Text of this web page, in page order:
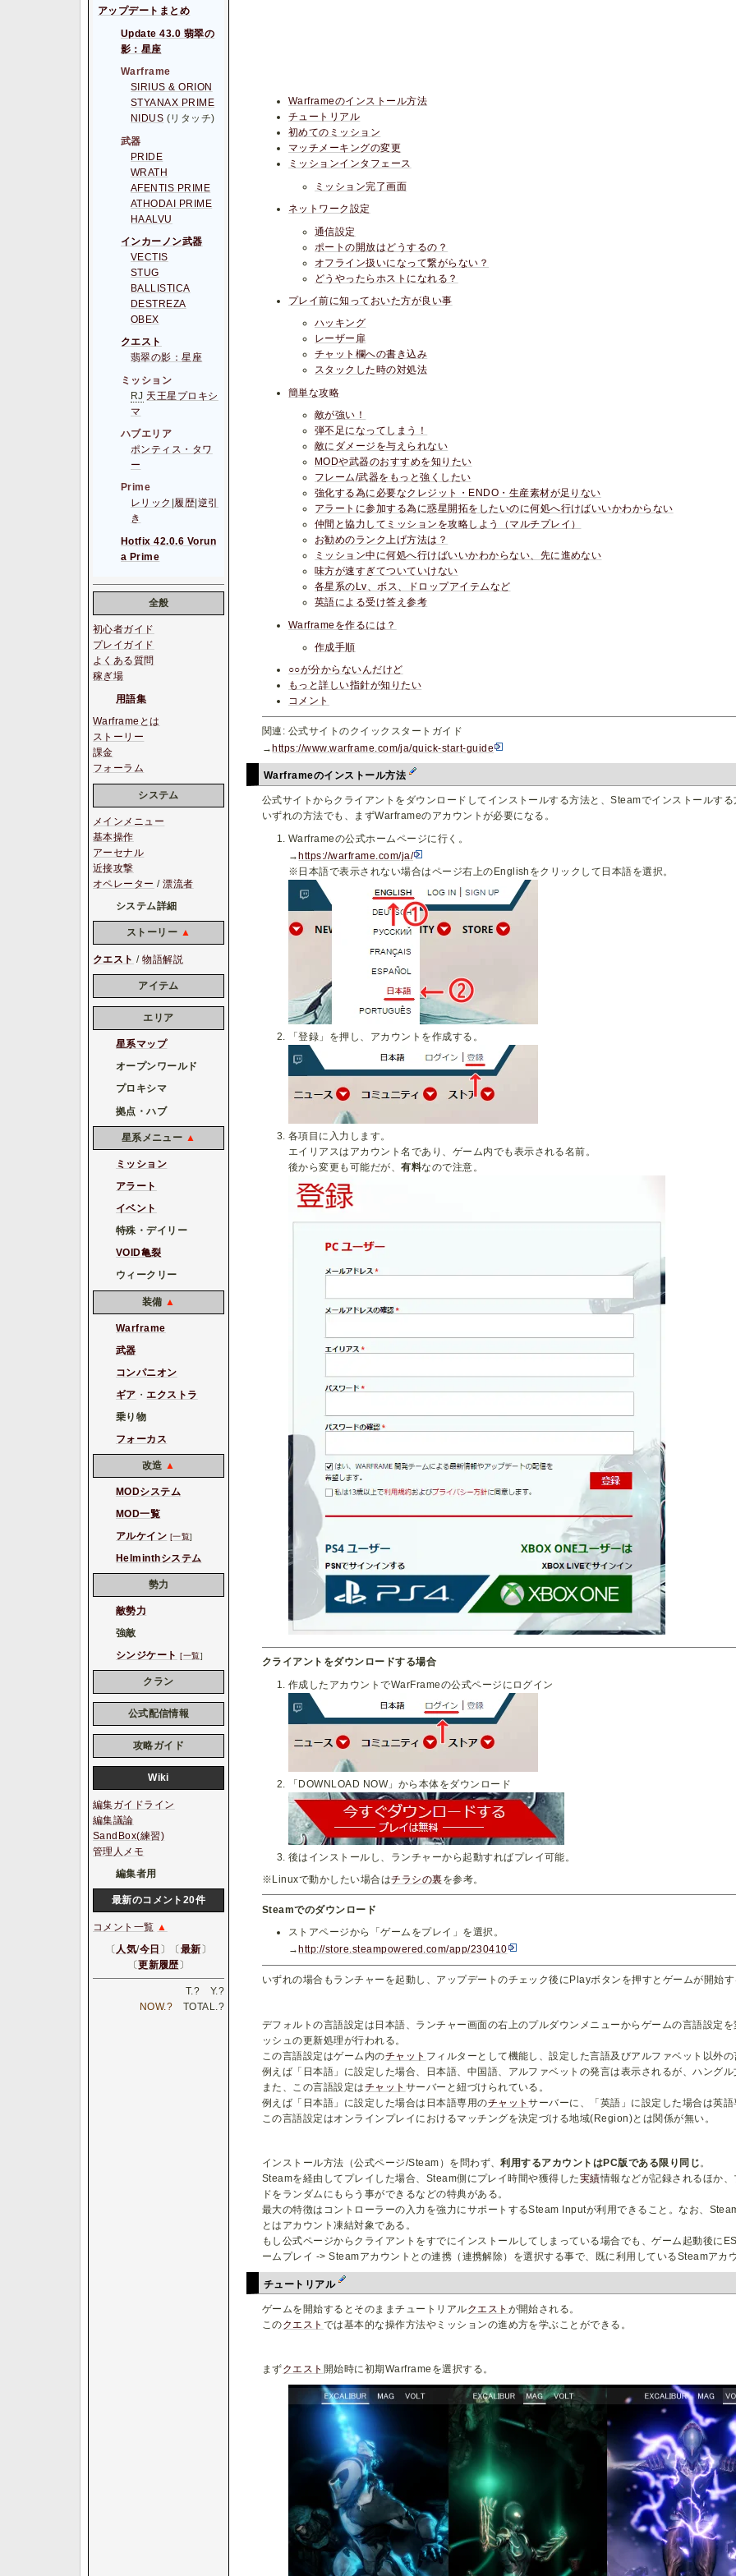
Warframeのインストール方法
チュートリアル
初めてのミッション
マッチメーキングの変更
ミッションインタフェース
ミッション完了画面
ネットワーク設定
通信設定
ポートの開放はどうするの？
オフライン扱いになって繋がらない？
どうやったらホストになれる？
プレイ前に知っておいた方が良い事
ハッキング
レーザー扉
チャット欄への書き込み
スタックした時の対処法
簡単な攻略
敵が強い！
弾不足になってしまう！
敵にダメージを与えられない
MODや武器のおすすめを知りたい
フレーム/武器をもっと強くしたい
強化する為に必要なクレジット・ENDO・生産素材が足りない
アラートに参加する為に惑星開拓をしたいのに何処へ行けばいいかわからない
仲間と協力してミッションを攻略しよう（マルチプレイ）
お勧めのランク上げ方法は？
ミッション中に何処へ行けばいいかわからない、先に進めない
味方が速すぎてついていけない
各星系のLv、ボス、ドロップアイテムなど
英語による受け答え参考
Warframeを作るには？
作成手順
○○が分からないんだけど
もっと詳しい指針が知りたい
コメント
関連: 公式サイトのクイックスタートガイド
→ https://www.warframe.com/ja/quick-start-guide
Warframeのインストール方法
公式サイトからクライアントをダウンロードしてインストールする方法と、Steamでインストールする
いずれの方法でも、まずWarframeのアカウントが必要になる。
Warframeの公式ホームページに行く。
→https://warframe.com/ja/
※日本語で表示されない場合はページ右上のEnglishをクリックして日本語を選択。
「登録」を押し、アカウントを作成する。
各項目に入力します。
エイリアスはアカウント名であり、ゲーム内でも表示される名前。
後から変更も可能だが、有料なので注意。
クライアントをダウンロードする場合
作成したアカウントでWarFrameの公式ページにログイン
「DOWNLOAD NOW」から本体をダウンロード
後はインストールし、ランチャーから起動すればプレイ可能。
※Linuxで動かしたい場合はチラシの裏を参考。
Steamでのダウンロード
ストアページから「ゲームをプレイ」を選択。
→ http://store.steampowered.com/app/230410
いずれの場合もランチャーを起動し、アップデートのチェック後にPlayボタンを押すとゲームが開始す
デフォルトの言語設定は日本語、ランチャー画面の右上のプルダウンメニューからゲームの言語設定
ッシュの更新処理が行われる。
この言語設定はゲーム内のチャット フィルターとして機能し、設定した言語及びアルファベット以外の
例えば「日本語」に設定した場合、日本語、中国語、アルファベットの発言は表示されるが、ハングル
また、この言語設定はチャット サーバーと紐づけられている。
例えば「日本語」に設定した場合は日本語専用のチャットサーバーに、「英語」に設定した場合は英語
この言語設定はオンラインプレイにおけるマッチングを決定づける地域(Region)とは関係が無い。
インストール方法（公式ページ/Steam）を問わず、利用するアカウントはPC版である限り同じ。
Steamを経由してプレイした場合、Steam側にプレイ時間や獲得した実績情報などが記録されるほか
ドをランダムにもらう事ができるなどの特典がある。
最大の特徴はコントローラーの入力を強力にサポートするSteam Inputが利用できること。なお、
とはアカウント凍結対象である。
もし公式ページからクライアントをすでにインストールしてしまっている場合でも、ゲーム起動後
ームプレイ -> Steamアカウントとの連携（連携解除）を選択する事で、既に利用しているSteamアカ
チュートリアル
ゲームを開始するとそのままチュートリアルクエスト が開始される。
このクエスト では基本的な操作方法やミッションの進め方を学ぶことができる。
まずクエスト 開始時に初期Warframeを選択する。
アップデートまとめ
Update 43.0 翡翠の
影：星座
Warframe
SIRIUS & ORION
STYANAX PRIME
NIDUS (リタッチ)
武器
PRIDE
WRATH
AFENTIS PRIME
ATHODAI PRIME
HAALVU
インカーノン武器
VECTIS
STUG
BALLISTICA
DESTREZA
OBEX
クエスト
翡翠の影：星座
ミッション
RJ 天王星プロキシ
マ
ハブエリア
ポンティス・タワ
ー
Prime
レリック 履歴 逆引
き
Hotfix 42.0.6 Vorun
a Prime
全般
初心者ガイド
プレイガイド
よくある質問
稼ぎ場
用語集
Warframeとは
ストーリー
課金
フォーラム
システム
メインメニュー
基本操作
アーセナル
近接攻撃
オペレーター /漂流者
システム詳細
ストーリー ▲
クエスト /物語解説
アイテム
エリア
星系マップ
オープンワールド
プロキシマ
拠点・ハブ
星系メニュー ▲
ミッション
アラート
イベント
特殊・デイリー
VOID亀裂
ウィークリー
装備 ▲
Warframe
武器
コンパニオン
ギア ・ エクストラ
乗り物
フォーカス
改造 ▲
MODシステム
MOD一覧
アルケイン [一覧]
Helminthシステム
勢力
敵勢力
強敵
シンジケート [一覧]
クラン
公式配信情報
攻略ガイド
Wiki
編集ガイドライン
編集議論
SandBox(練習)
管理人メモ
編集者用
最新のコメント20件
コメント一覧 ▲
〔 人気/今日 〕〔 最新 〕
〔更新履歴 〕
T.? Y.?
NOW.? TOTAL.?